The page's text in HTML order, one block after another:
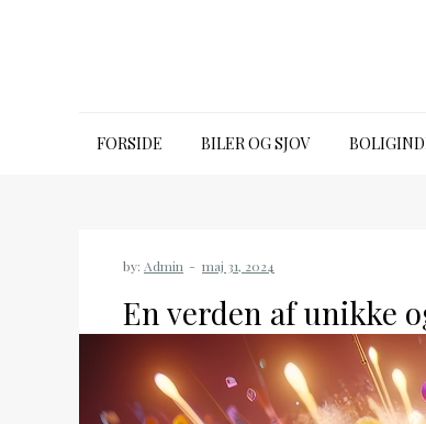
FORSIDE BILER OG SJOV
by: Admin
En verden af unikke